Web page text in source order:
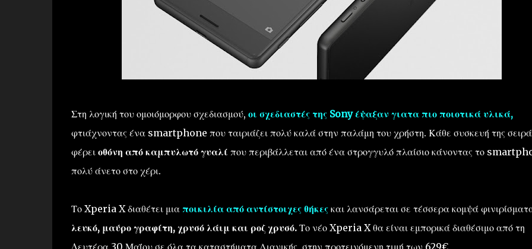
Στη λογική του ομοιόμορφου σχεδιασμού, οι σχεδιαστές της Sony έψαξαν γιατα πιο ποιοτικά υλικά,
φτιάχνοντας ένα smartphone που ταιριάζει πολύ καλά στην παλάμη του χρήστη. Κάθε συσκευή της
φέρει οθόνη από καμπυλωτό γυαλί που περιβάλλεται από ένα στρογγυλό πλαίσιο κάνοντας το
πολύ άνετο στο χέρι.
Το Xperia X διαθέτει μια ποικιλία από αντίστοιχες θήκεςκαι λανσάρεται σε τέσσερα κομψά
λευκό, μαύρο γραφίτη, χρυσό λάιμ και ροζ χρυσό.Το νέο Xperia X θα είναι εμπορικά διαθέσιμο από τη
Δευτέρα 30 Μαΐου σε όλα τα καταστήματα Λιανικής, στην προτεινόμενη τιμή των 629€.